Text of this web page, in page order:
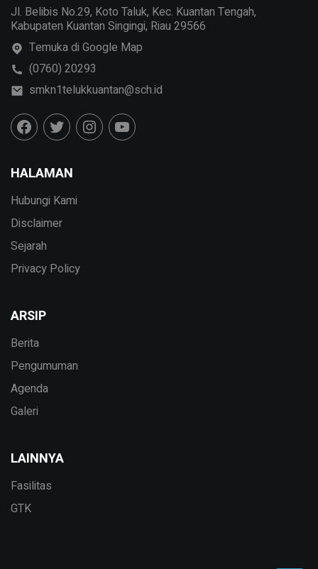
Jl. Belibis No.29, Koto Taluk, Kec. Kuantan Tengah,
Kabupaten Kuantan Singingi, Riau 29566
Temuka di Google Map
(0760) 20293
smkn1telukkuantan@sch.id
HALAMAN
Hubungi Kami
Disclaimer
Sejarah
Privacy Policy
ARSIP
Berita
Pengumuman
Agenda
Galeri
LAINNYA
Fasilitas
GTK